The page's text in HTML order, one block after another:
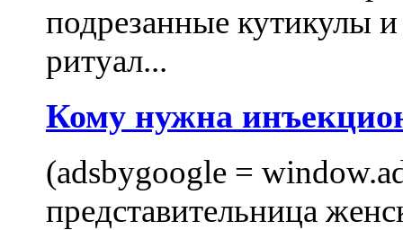
подрезанные кутикулы
ритуал...
Кому нужна
(adsbygoogle =
представительница